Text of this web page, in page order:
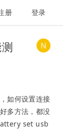
册 登录
如何设置连接
多方法，都没
set usb